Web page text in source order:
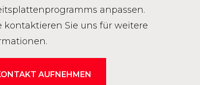
anpassen.
kontaktieren Sie uns für weitere
AUFNEHMEN